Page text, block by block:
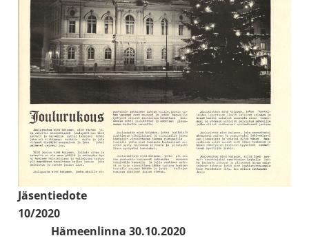
Jäsentiedote
10/2020
Hämeenlinna 30.10.2020